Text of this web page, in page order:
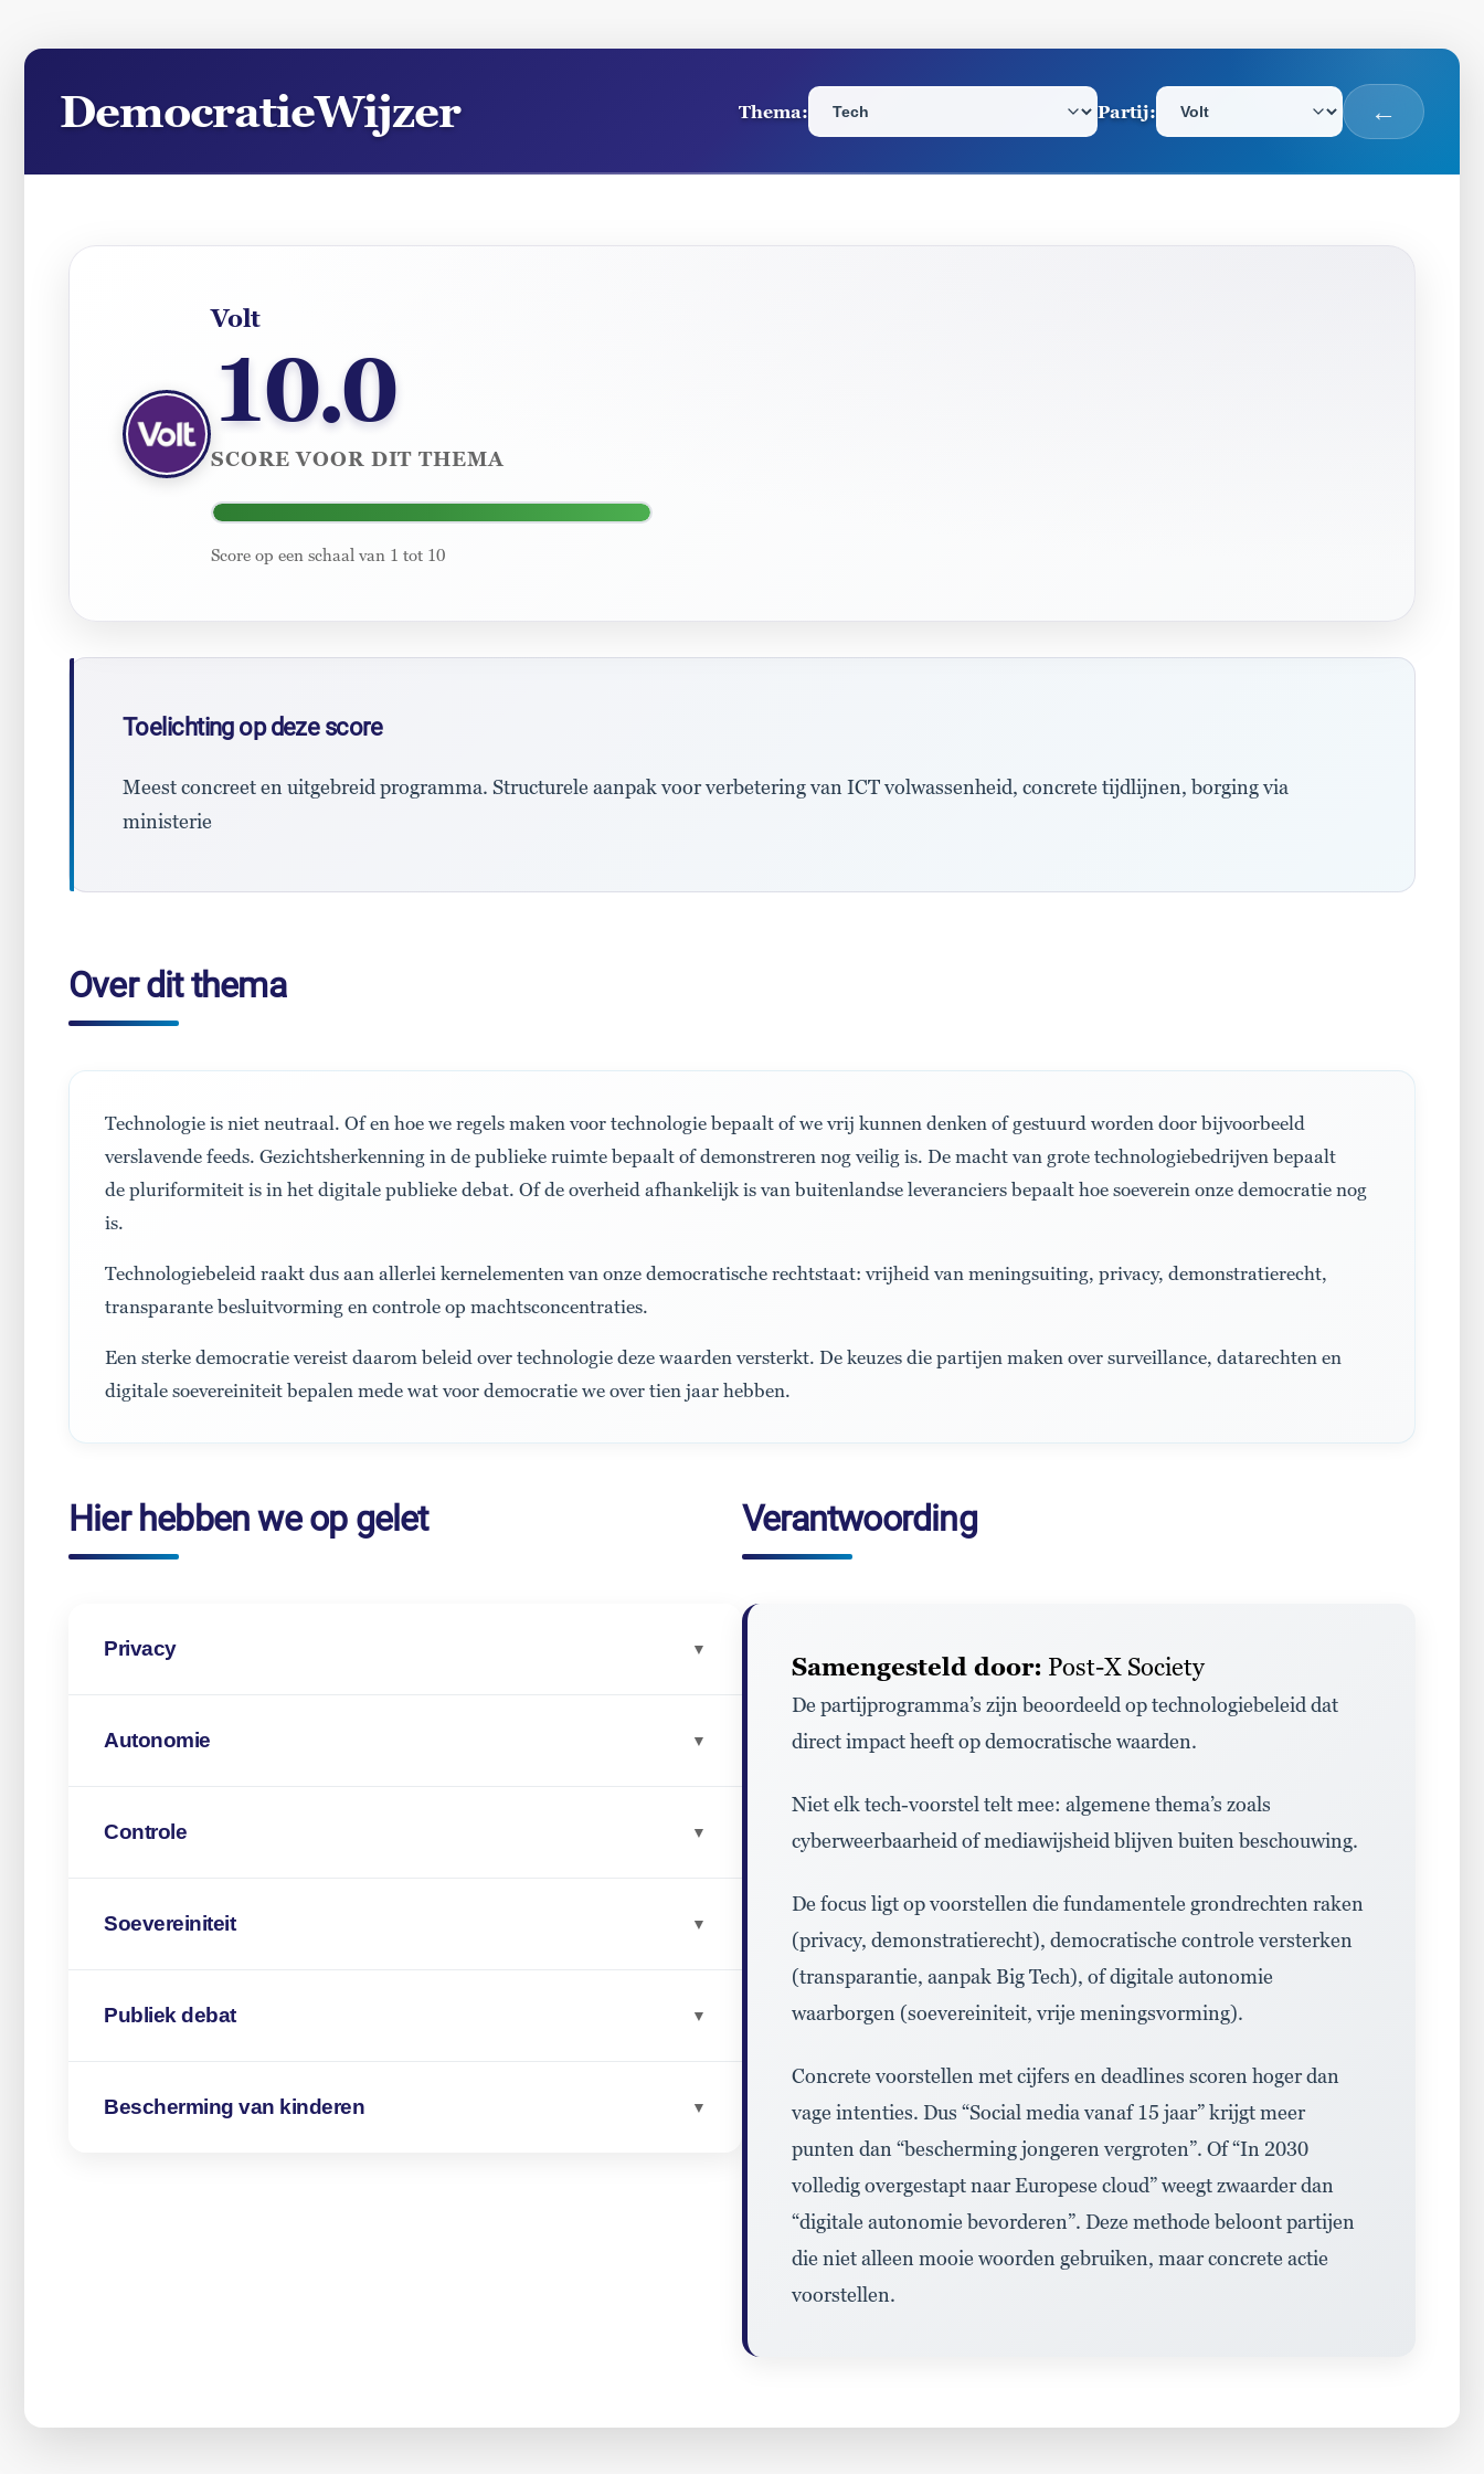
naar
DemocratieWijzer Thema:
Selecteer een thema om de partijpositie voor dat onderwerp te
Partij:
Selecteer een partij om de positie
Partij score
Volt
10.0
SCORE VOOR DIT THEMA
Score op een schaal van 1 tot 10
Toelichting op deze score
Meest concreet en uitgebreid programma. Structurele aanpak voor verbetering van ICT volwassenheid, concrete tijdlijnen, borging via
ministerie
Over dit thema
Technologie is niet neutraal. Of en hoe we regels maken voor technologie bepaalt of we vrij kunnen denken of gestuurd worden door bijvoorbeeld
verslavende feeds. Gezichtsherkenning in de publieke ruimte bepaalt of demonstreren nog veilig is. De macht van grote technologiebedrijven bepaalt
de pluriformiteit is in het digitale publieke debat. Of de overheid afhankelijk is van buitenlandse leveranciers bepaalt hoe soeverein onze democratie nog
is.
Technologiebeleid raakt dus aan allerlei kernelementen van onze democratische rechtstaat: vrijheid van meningsuiting, privacy, demonstratierecht,
transparante besluitvorming en controle op machtsconcentraties.
Een sterke democratie vereist daarom beleid over technologie deze waarden versterkt. De keuzes die partijen maken over surveillance, datarechten en
digitale soevereiniteit bepalen mede wat voor democratie we over tien jaar hebben.
Hier hebben we op gelet
Privacy ▼
Autonomie ▼
Controle ▼
Soevereiniteit ▼
Publiek debat ▼
Bescherming van kinderen ▼
Verantwoording
Samengesteld door: Post-X Society
De partijprogramma’s zijn beoordeeld op technologiebeleid dat
direct impact heeft op democratische waarden.
Niet elk tech-voorstel telt mee: algemene thema’s zoals
cyberweerbaarheid ofmediawijsheid blijven buiten beschouwing.
Defocus ligt op voorstellen die fundamentele grondrechten raken
(privacy, demonstratierecht), democratische controleversterken
(transparantie, aanpak BigTech), ofdigitale autonomie
waarborgen (soevereiniteit, vrije meningsvorming).
Concretevoorstellen met cijfers en deadlines scoren hoger dan
vage intenties. Dus “Social media vanaf 15 jaar”krijgt meer
punten dan “bescherming jongeren vergroten”. Of“In 2030
volledig overgestapt naar Europese cloud”weegt zwaarder dan
“digitale autonomie bevorderen”. Dezemethode beloont partijen
die niet alleen mooie woorden gebruiken, maar concrete actie
voorstellen.